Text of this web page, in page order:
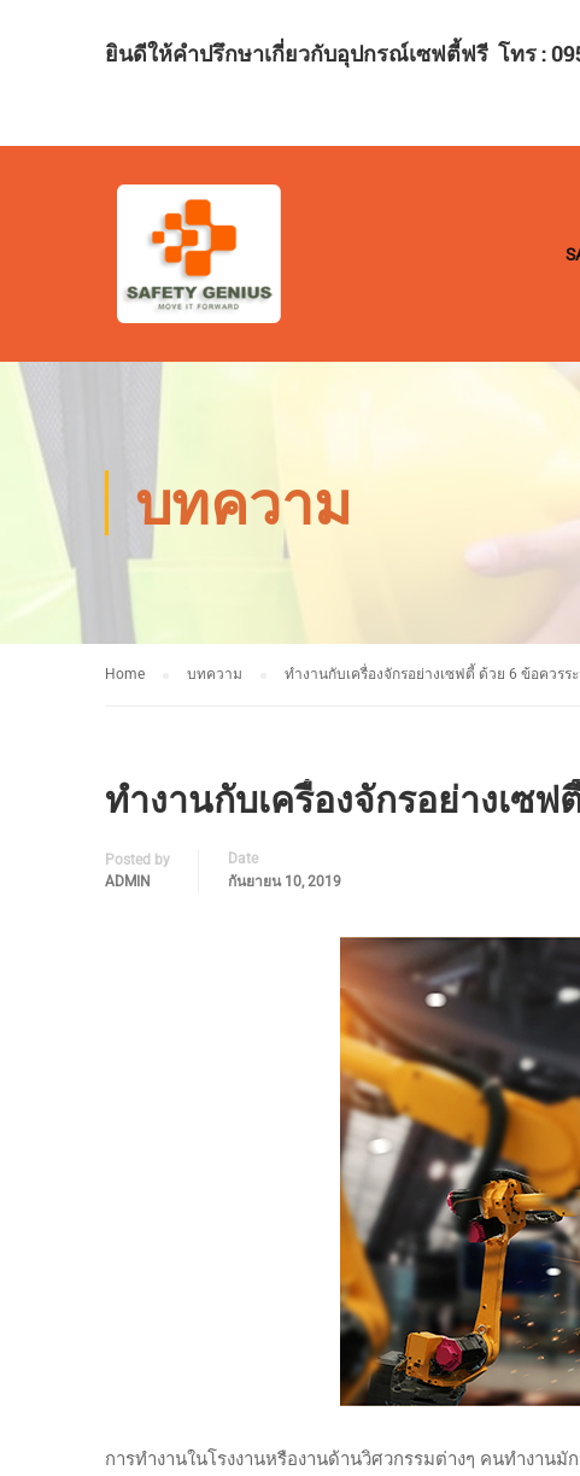
ยินดีให้คำปรึกษาเกี่ยวกับอุปกรณ์เซฟตี้ฟรี โทร :
บทความ
Home บทความ ทำงานกับเครื่องจักรอย่างเซฟตี้ ด้วย 6 ข้อควร
ทำงานกับเครื่องจักรอย่างเซ
Posted by
ADMIN
Date
กันยายน 10, 2019
การทำงานในโรงงานหรืองานด้านวิศวกรรมต่างๆ คนทำงา